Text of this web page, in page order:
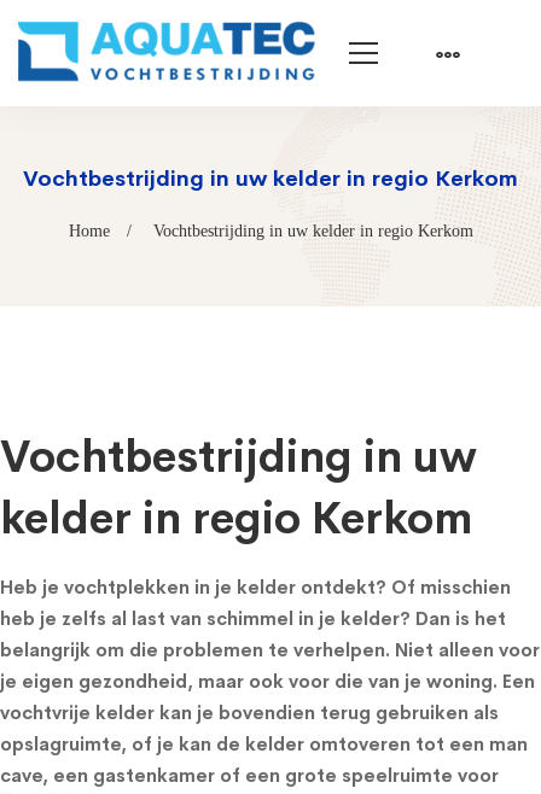
Vochtbestrijding in uw kelder in regio Kerkom
Home Vochtbestrijding in uw kelder in regio Kerkom
Vochtbestrijding in uw
kelder in regio Kerkom
Heb je vochtplekken in je kelder ontdekt? Of misschien
heb je zelfs al last van schimmel in je kelder? Dan is het
belangrijk om die problemen te verhelpen. Niet alleen voor
je eigen gezondheid, maar ook voor die van je woning. Een
vochtvrije kelder kan je bovendien terug gebruiken als
opslagruimte, of je kan de kelder omtoveren tot een man
cave, een gastenkamer of een grote speelruimte voor